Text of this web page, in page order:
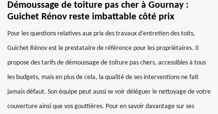
Démoussage de toiture pas cher à Gournay :
Guichet Rénov reste imbattable côté prix
Pour les questions relatives aux prix des travaux d’entretien des toits,
Guichet Rénov est le prestataire de référence pour les propriétaires. Il
propose des tarifs de démoussage de toiture pas chers, accessibles à tous
les budgets, mais en plus de cela, la qualité de ses interventions ne fait
jamais défaut. Son équipe peut aussi se voir déléguer le nettoyage de votre
couverture ainsi que vos gouttières. Pour en savoir davantage sur ses